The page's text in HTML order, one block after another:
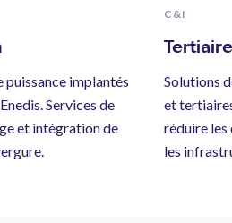
implantés
Services de
et intégration de
C&I
Solutions
et
réduire les
les